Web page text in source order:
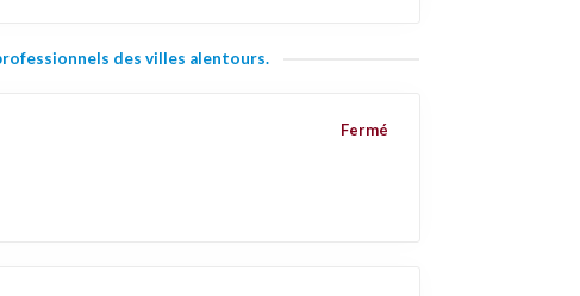
des villes alentours.
Fermé